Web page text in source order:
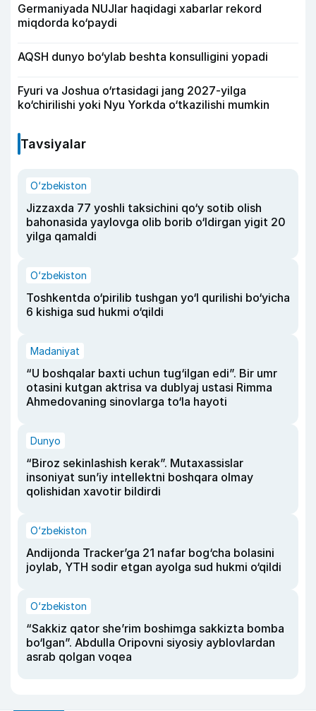
Germaniyada NUJlar haqidagi xabarlar rekord
miqdorda ko‘paydi
AQSH dunyo bo‘ylab beshta konsulligini yopadi
Fyuri va Joshua o‘rtasidagi jang 2027-yilga
ko‘chirilishi yoki Nyu Yorkda o‘tkazilishi mumkin
Tavsiyalar
O‘zbekiston
Jizzaxda 77 yoshli taksichini qo‘y sotib olish
bahonasida yaylovga olib borib o‘ldirgan yigit 20
yilga qamaldi
O‘zbekiston
Toshkentda o‘pirilib tushgan yo‘l qurilishi bo‘yicha
6 kishiga sud hukmi o‘qildi
Madaniyat
“U boshqalar baxti uchun tug‘ilgan edi”. Bir umr
otasini kutgan aktrisa va dublyaj ustasi Rimma
Ahmedovaning sinovlarga to‘la hayoti
Dunyo
“Biroz sekinlashish kerak”. Mutaxassislar
insoniyat sun’iy intellektni boshqara olmay
qolishidan xavotir bildirdi
O‘zbekiston
Andijonda Tracker’ga 21 nafar bog‘cha bolasini
joylab, YTH sodir etgan ayolga sud hukmi o‘qildi
O‘zbekiston
“Sakkiz qator she’rim boshimga sakkizta bomba
bo‘lgan”. Abdulla Oripovni siyosiy ayblovlardan
asrab qolgan voqea